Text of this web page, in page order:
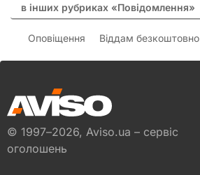
в інших рубриках «Повідомлення»
Оповіщення Віддам безкоштовно
© 1997–2026, Aviso.ua – сервіс
оголошень